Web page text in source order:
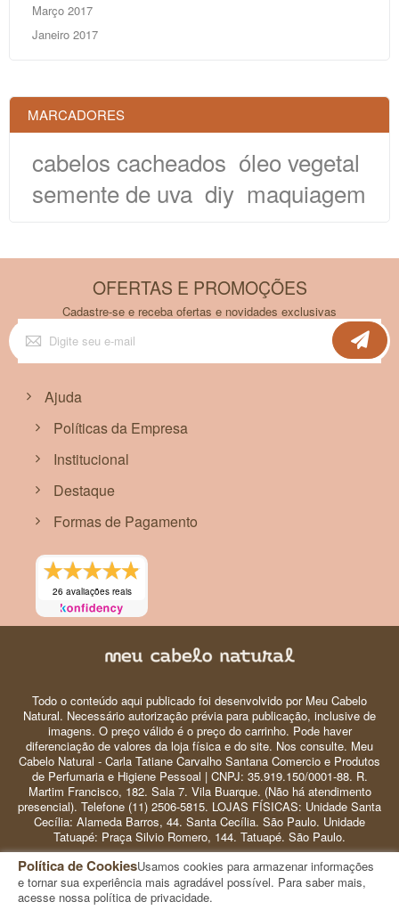
Política de CookiesUsamos cookies para armazenar informações
e tornar sua experiência mais agradável possível. Para saber mais,
acesse nossa política de privacidade.
Março 2017
Janeiro 2017
MARCADORES
cabelos cacheados óleo vegetal
semente de uva diy maquiagem
OFERTAS E PROMOÇÕES
Cadastre-se e receba ofertas e novidades exclusivas
Inscreva-
se
na
Ajuda
Políticas da Empresa
Institucional
Destaque
Formas de Pagamento
26 avaliações reais
Todo o conteúdo aqui publicado foi desenvolvido por Meu Cabelo
Natural. Necessário autorização prévia para publicação, inclusive de
imagens. O preço válido é o preço do carrinho. Pode haver
diferenciação de valores da loja física e do site. Nos consulte. Meu
Cabelo Natural - Carla Tatiane Carvalho Santana Comercio e Produtos
de Perfumaria e Higiene Pessoal | CNPJ: 35.919.150/0001-88. R.
Martim Francisco, 182. Sala 7. Vila Buarque. (Não há atendimento
presencial). Telefone (11) 2506-5815. LOJAS FÍSICAS: Unidade Santa
Cecília: Alameda Barros, 44. Santa Cecília. São Paulo. Unidade
Tatuapé: Praça Silvio Romero, 144. Tatuapé. São Paulo.
© 2024 Meu Cabelo Natural - Copyright